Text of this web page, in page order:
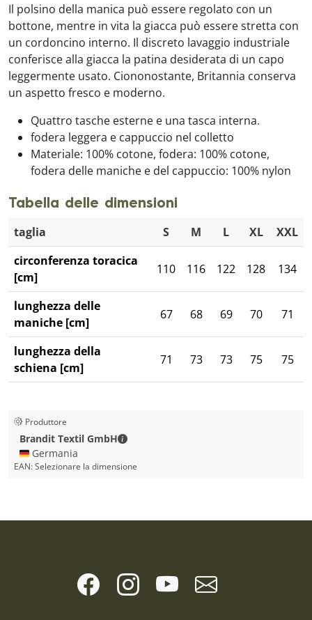
Il polsino della manica può essere regolato con un
bottone, mentre in vita la giacca può essere stretta con
un cordoncino interno. Il discreto lavaggio industriale
conferisce alla giacca la patina desiderata di un capo
leggermente usato. Ciononostante, Britannia conserva
un aspetto fresco e moderno.
Quattro tasche esterne e una tasca interna.
fodera leggera e cappuccio nel colletto
Materiale: 100% cotone, fodera: 100% cotone,
fodera delle maniche e del cappuccio: 100% nylon
Tabella delle dimensioni
taglia S M L XL
XXL
circonferenza toracica
[cm]
110 116 122 128 134
lunghezza delle
maniche [cm]
67 68 69 70 71
lunghezza della
schiena [cm]
71 73 73 75 75
Produttore
Brandit Textil GmbH
Brandit Textil GmbH - Dettagli di
🇩🇪 Germania
EAN:Selezionare la dimensione